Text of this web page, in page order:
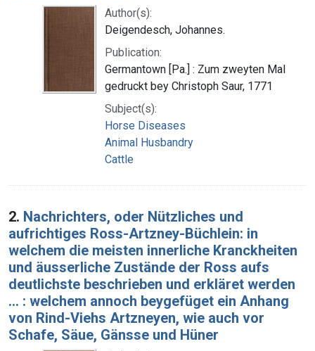
Author(s):
Deigendesch, Johannes.
Publication:
Germantown [Pa.] : Zum zweyten Mal
gedruckt bey Christoph Saur, 1771
Subject(s):
Horse Diseases
Animal Husbandry
Cattle
2. Nachrichters, oder Nützliches und
aufrichtiges Ross-Artzney-Büchlein: in
welchem die meisten innerliche Kranckheiten
und äusserliche Zustände der Ross aufs
deutlichste beschrieben und erkläret werden
... : welchem annoch beygefüget ein Anhang
von Rind-Viehs Artzneyen, wie auch vor
Schafe, Säue, Gänsse und Hüner